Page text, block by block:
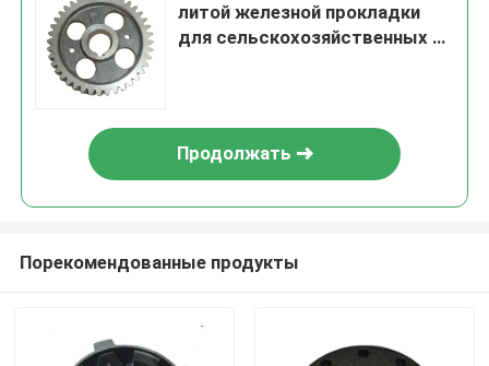
литой железной прокладки
для сельскохозяйственных и
Продолжать
Порекомендованные продукты